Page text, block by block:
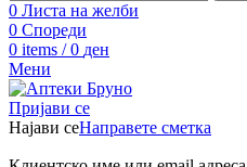
0 Листа на желби
0 Спореди
0 items / 0 ден
Мени
Пријави се
Најави сеНаправете сметка